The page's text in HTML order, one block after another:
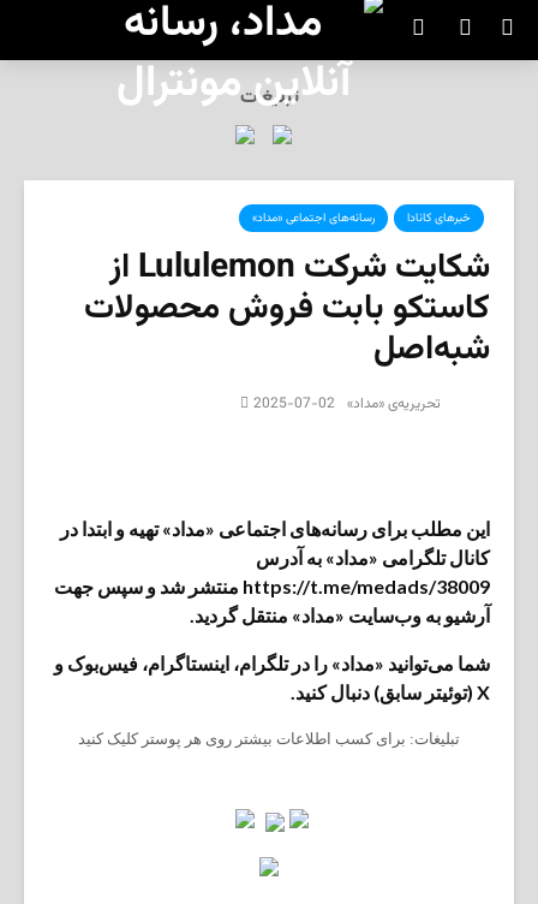
SEARCH
تبلیغات
خبرهای کانادا رسانه‌های اجتماعی «مداد»
شکایت شرکت Lululemon از
کاستکو بابت فروش محصولات
شبه‌اصل
تحریریه‌ی «مداد» 2025-07-02
این مطلب برای رسانه‌های اجتماعی «مداد» تهیه و ابتدا در
کانال تلگرامی «مداد» به آدرس
https://t.me/medads/38009 منتشر شد و سپس جهت
آرشیو به وب‌سایت «مداد» منتقل گردید.
شما می‌توانید «مداد» را در تلگرام، اینستاگرام، فیس‌بوک و
X (توئیتر سابق) دنبال کنید.
تبلیغات: برای کسب اطلاعات بیشتر روی هر پوستر کلیک کنید